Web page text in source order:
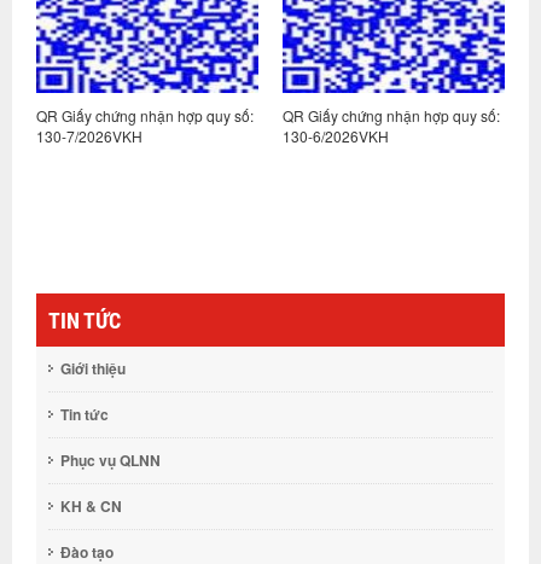
QR Giấy chứng nhận hợp quy số:
130-7/2026VKH
QR Giấy chứng nhận hợp quy số:
130-6/2026VKH
TIN TỨC
Giới thiệu
Tin tức
Phục vụ QLNN
KH & CN
Đào tạo